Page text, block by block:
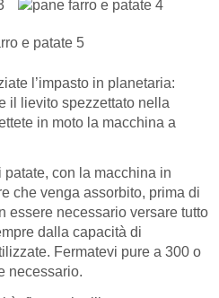
l’impasto in planetaria:
il lievito spezzettato nella
in moto la macchina a
patate, con la macchina in
che venga assorbito, prima di
essere necessario versare tutto
dalla capacità di
Fermatevi pure a 300 o
necessario.